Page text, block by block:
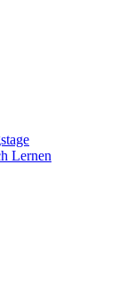
Lernen